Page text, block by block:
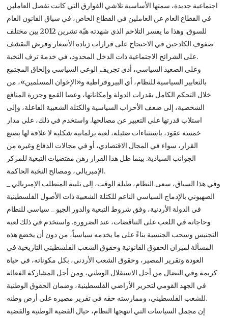
اجتماعية جديدة، سمتها الأساسية تلاشي الفوارق التي كانت تفصل العاملين
في القطاع العام عن العاملين في القطاع الخاص، في سياق القانون العام
للسوق. وهذا ما يفسر التلاحم الذي شهدته هبّة تشرين 2012 بين مختلف
صفوف الكادحين في الاحتجاج على قرارات زيادة الأسعار وفرض التقشف
على الشرائح الاجتماعية ذات الدخل المحدود، في خدمة ترف النخبة.
وعلى الصعيد السياسي، أدى تجريف الوعي السياسي وإلحاق المجتمع
بالتعابير السياسية للنظام، أي البيروقراطية و«الإخوان المسلمين»، من
خلال التحكم الكامل بقدرات الدولة وإمكاناتها، وعصا القمع وجزرة المنافع
الشخصية، إلى ضعف الأحزاب السياسية والكتلة الشعبية الفاعلة، وإلى
استلاب قدرتها على التعبير عن مصالحها. واستخدم في ذلك، على مدار
خمسة عقود، باستثناءات ضئيلة، لعبة برلمانية شكلية لا علاقة لها بصنع
القرار، سواء في المجال الاقتصادي، أو في مجالات الدفاع وغيره من
الجوانب السيادية. بينما ظل هذا القرار رهن مقتضيات التبعية للمركز
الإمبريالي، ومصالح النخبة الحاكمة.
وفي هذا السياق، سعى النظام، طيلة الوقت، إلى تلبية المتطلب الإمبريالي _
الصهيوني بالإدماج السياسي الناعم للكتلة الشعبية ذات الأصول الفلسطينية
في الدولة الأردنية، وفق شروط التبعية والدور الجيو _ سياسي للنظام
وحاجاته في اللعب على التناقضات، عند الضرورة. واستخدم في ذلك لعبة
التجنيس وسحب الجنسية بناءً على ما يخدمه سياسياً، من دون أن يخضع هذه
المسألة لميزان الحقوق القانونية وحقوق الشعب الفلسطيني التاريخية في
العودة وتقرير المصير، وحقوق الشعب الأردني، بكل مكوناته، في حياة
كريمة وفي النضال من أجل الاستقلال الوطني، ومن أجل المشاركة الفعالة
في الجهد القومي لتحرير الأراضي الفلسطينية، وضمان الحقوق الوطنية
للشعب الفلسطيني، وممارسته حقه في تقرير مصيره على أرض وطنه.
إن مجمل السياسات التي انتهجها النظام، حيال القضية الوطنية والقضية